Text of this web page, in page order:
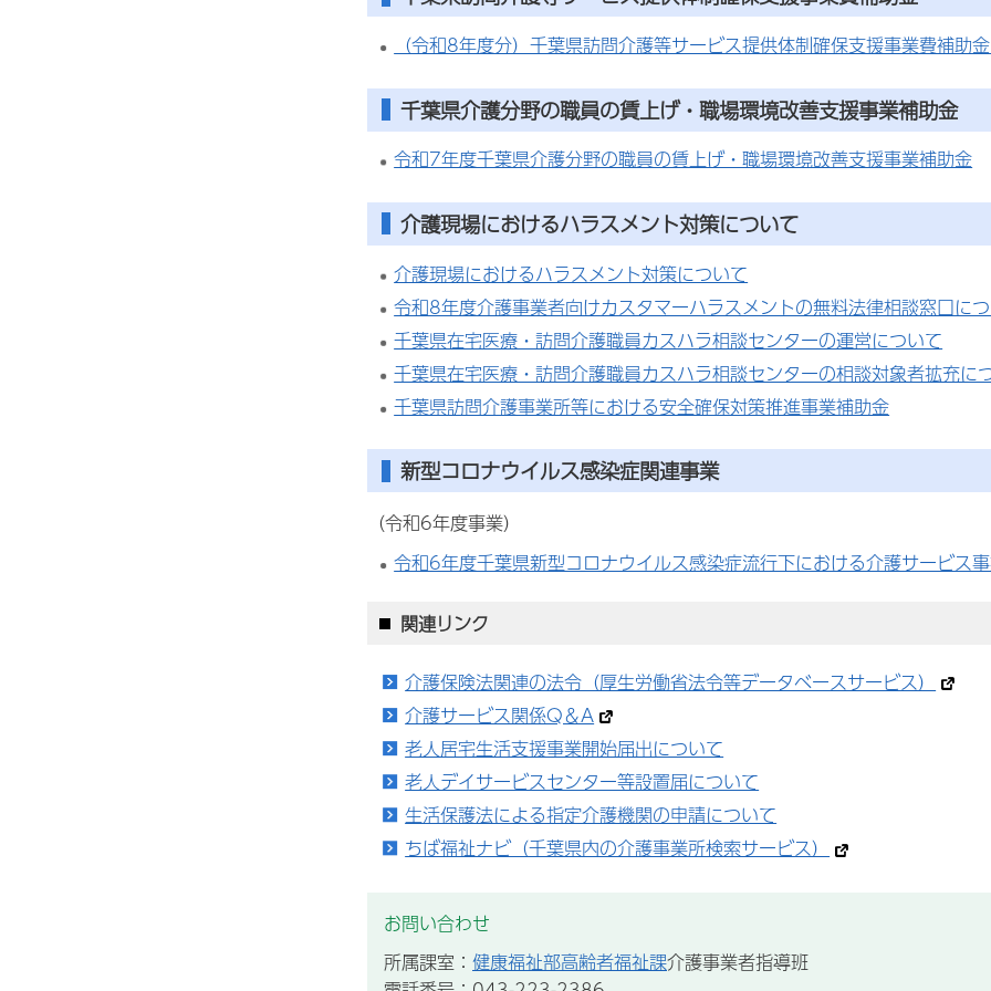
（令和8年度分）千葉県訪問介護等サービス提供体制確保支援事業費補助
千葉県介護分野の職員の賃上げ・職場環境改善支援事業補助金
令和7年度千葉県介護分野の職員の賃上げ・職場環境改善支援事業補助金
介護現場におけるハラスメント対策について
介護現場におけるハラスメント対策について
令和8年度介護事業者向けカスタマーハラスメントの無料法律相談窓口に
千葉県在宅医療・訪問介護職員カスハラ相談センターの運営について
千葉県在宅医療・訪問介護職員カスハラ相談センターの相談対象者拡充に
千葉県訪問介護事業所等における安全確保対策推進事業補助金
新型コロナウイルス感染症関連事業
（令和6年度事業）
令和6年度千葉県新型コロナウイルス感染症流行下における介護サービス
関連リンク
介護保険法関連の法令（厚生労働省法令等データベースサービス）
介護サービス関係Q＆A
老人居宅生活支援事業開始届出について
老人デイサービスセンター等設置届について
生活保護法による指定介護機関の申請について
ちば福祉ナビ（千葉県内の介護事業所検索サービス）
お問い合わせ
所属課室： 健康福祉部高齢者福祉課介護事業者指導班